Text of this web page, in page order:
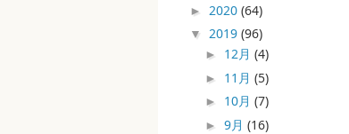
► 2020 (64)
▼ 2019 (96)
► 12月 (4)
► 11月 (5)
► 10月 (7)
► 9月 (16)